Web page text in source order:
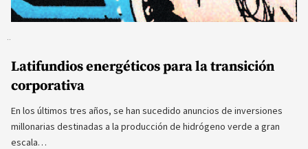
Latifundios energéticos para la transición
corporativa
En los últimos tres años, se han sucedido anuncios de inversiones
millonarias destinadas a la producción de hidrógeno verde a gran
escala…